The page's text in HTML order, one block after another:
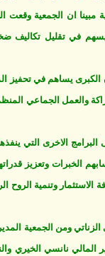
مبينا ان الجمعية وقعت
في تقليل تكاليف
الكبرى يساهم في
والعمل الجماعي
البرامج الاخرى التي
الخبرات وتعزيز
وتنمية الروح
ومن الجمعية
المالي نانسي الخيري